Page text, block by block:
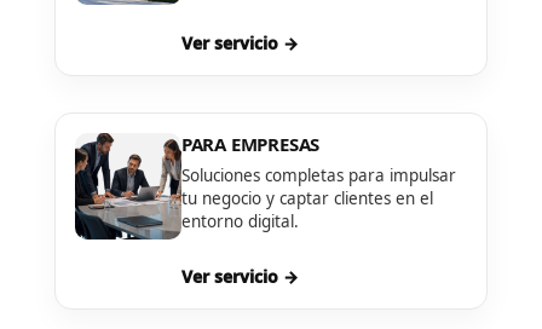
Ver servicio →
PARA EMPRESAS
Soluciones completas para impulsar
tu negocio y captar clientes en el
entorno digital.
Ver servicio →